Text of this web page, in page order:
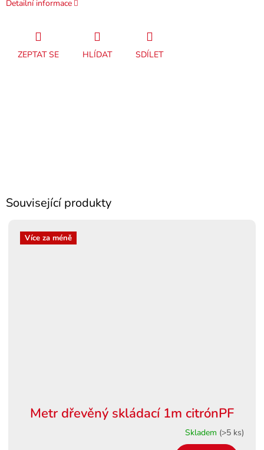
Detailní informace
ZEPTAT SE HLÍDAT SDÍLET
Související produkty
Více za méně
Metr dřevěný skládací 1m citrónPF
Skladem (>5 ks)